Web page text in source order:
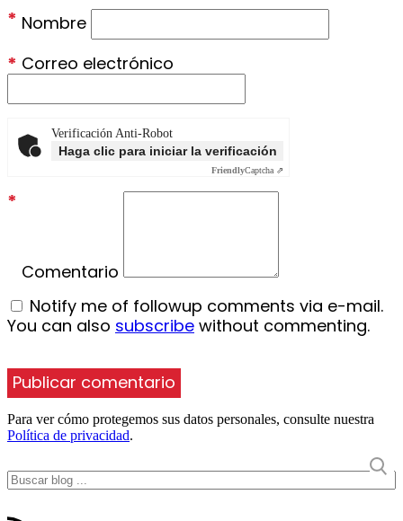
Nombre
*
Correo electrónico
*
Verificación Anti-Robot
Haga clic para iniciar la verificación
FriendlyCaptcha ⇗
Comentario
*
Notify me of followup comments via e-mail.
You can also subscribe without commenting.
Para ver cómo protegemos sus datos personales, consulte nuestra
Política de privacidad.